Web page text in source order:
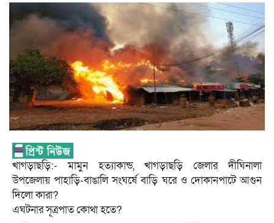
খাগড়াছড়ি:- মামুন হত্যাকান্ড, খাগড়াছড়ি জেলার দীঘিনালা
উপজেলায় পাহাড়ি-বাঙালি সংঘর্ষে বাড়ি ঘরে ও দোকানপাটে আগুন
দিলো কারা?
এঘটনার সূত্রপাত কোথা হতে?